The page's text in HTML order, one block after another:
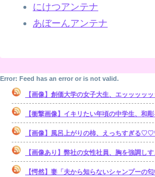
にけつアンテナ
あぼーんアンテナ
Error: Feed has an error or is not valid.
【画像】創価大学の女子大生、エッッッッ
【衝撃画像】イキリたい年頃の中学生、和
【画像】風呂上がりの柿、えっちす
【画像あり】弊社の女性社員、胸を強調し
【愕然】妻「夫から知らないシャンプーの匂いがする！変な店に行って